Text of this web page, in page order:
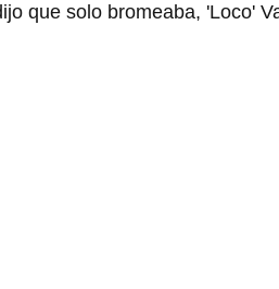
que solo bromeaba, 'Loco'